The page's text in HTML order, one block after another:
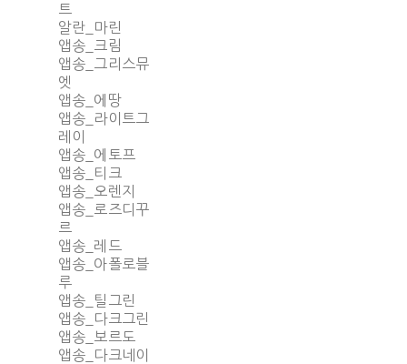
트
알란_마린
앱송_크림
앱송_그리스뮤
엣
앱송_에땅
앱송_라이트그
레이
앱송_에토프
앱송_티크
앱송_오렌지
앱송_로즈디꾸
르
앱송_레드
앱송_아폴로블
루
앱송_틸그린
앱송_다크그린
앱송_보르도
앱송_다크네이